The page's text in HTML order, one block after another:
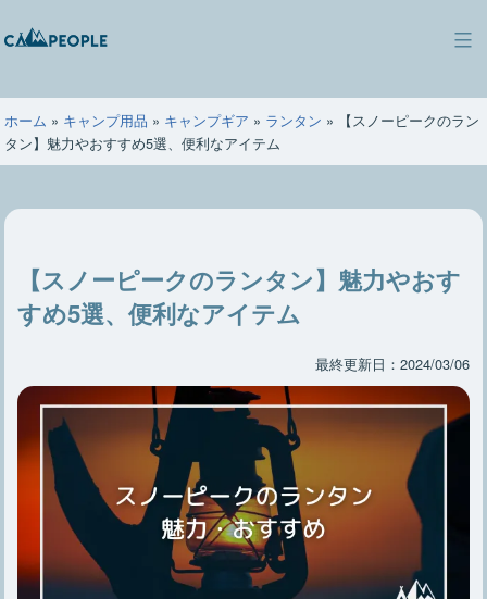
ン
ツ
へ
ス
ッ
キ
ン
ピ
ー
ホーム » キャンプ用品 » キャンプギア » ランタン »
【スノーピークのラン
タン】魅力やおすすめ5選、便利なアイテム
【スノーピークのランタン】魅力やおす
すめ5選、便利なアイテム
最終更新日：2024/03/06